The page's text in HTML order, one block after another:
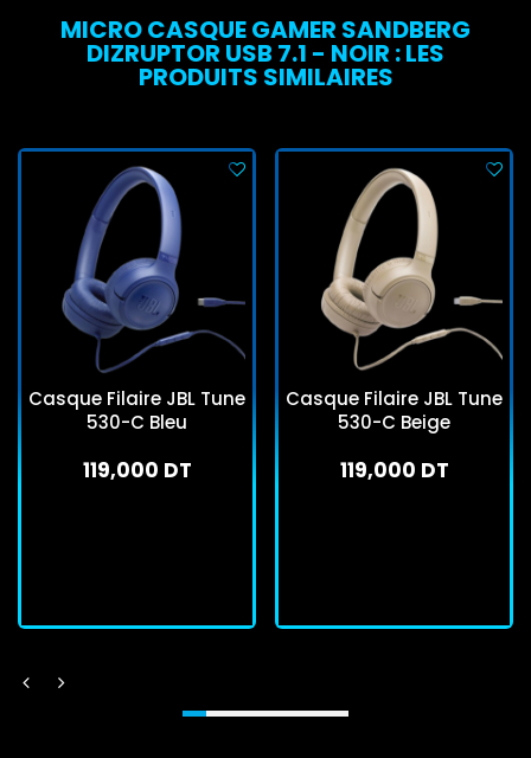
MICRO CASQUE GAMER SANDBERG
DIZRUPTOR USB 7.1 - NOIR : LES
PRODUITS SIMILAIRES
Casque Filaire JBL Tune
530-C Bleu
119,000 DT
Casque Filaire JBL Tune
530-C Beige
119,000 DT